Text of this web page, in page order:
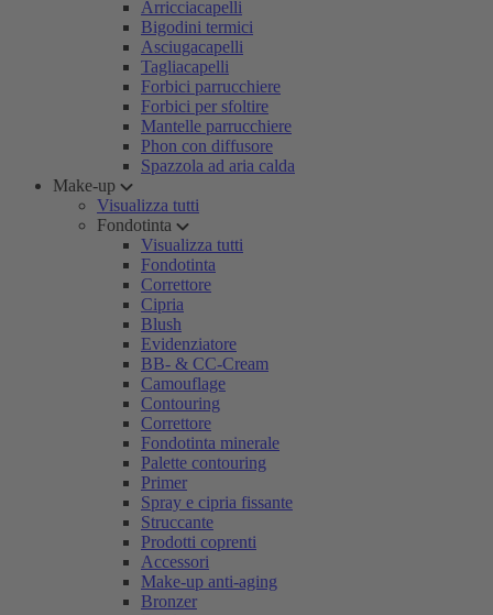
Arricciacapelli
Bigodini termici
Asciugacapelli
Tagliacapelli
Forbici parrucchiere
Forbici per sfoltire
Mantelle parrucchiere
Phon con diffusore
Spazzola ad aria calda
Make-up
Visualizza tutti
Fondotinta
Visualizza tutti
Fondotinta
Correttore
Cipria
Blush
Evidenziatore
BB- & CC-Cream
Camouflage
Contouring
Correttore
Fondotinta minerale
Palette contouring
Primer
Spray e cipria fissante
Struccante
Prodotti coprenti
Accessori
Make-up anti-aging
Bronzer